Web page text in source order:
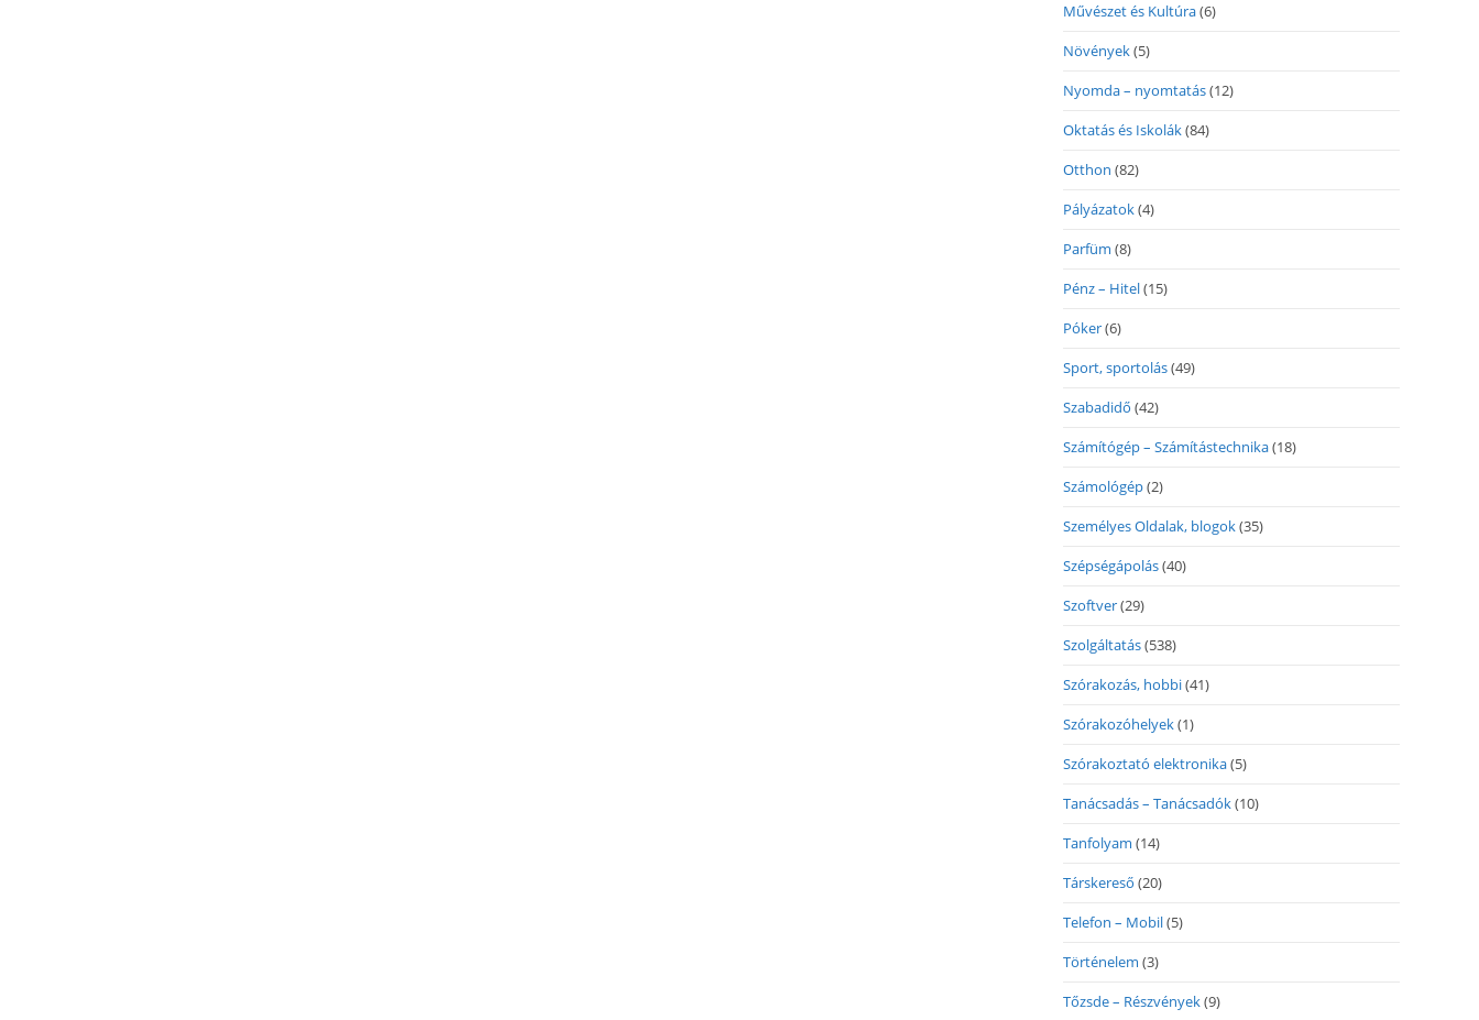
Művészet és Kultúra(6)
Növények(5)
Nyomda – nyomtatás(12)
Oktatás és Iskolák(84)
Otthon (82)
Pályázatok(4)
Parfüm (8)
Pénz – Hitel(15)
Póker(6)
Sport, sportolás(49)
Szabadidő (42)
Számítógép – Számítástechnika(18)
Számológép(2)
Személyes Oldalak, blogok(35)
Szépségápolás(40)
Szoftver(29)
Szolgáltatás(538)
Szórakozás, hobbi(41)
Szórakozóhelyek(1)
Szórakoztató elektronika(5)
Tanácsadás – Tanácsadók(10)
Tanfolyam (14)
Társkereső (20)
Telefon – Mobil(5)
Történelem (3)
Tőzsde – Részvények(9)